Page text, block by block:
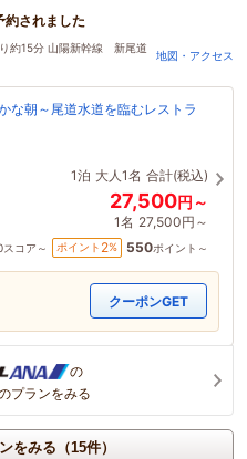
約されました
約15分 山陽新幹線 新尾道
地図・アクセス
な朝～尾道水道を臨むレストラ
1泊 大人1名 合計(税込)
27,500円～
1名 27,500円～
スコア～ ポイント 2% 550ポイント～
クーポンGET
の
プランをみる
をみる（15件）